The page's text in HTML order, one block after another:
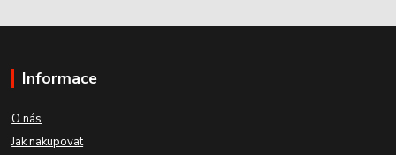
Informace
O nás
Jak nakupovat